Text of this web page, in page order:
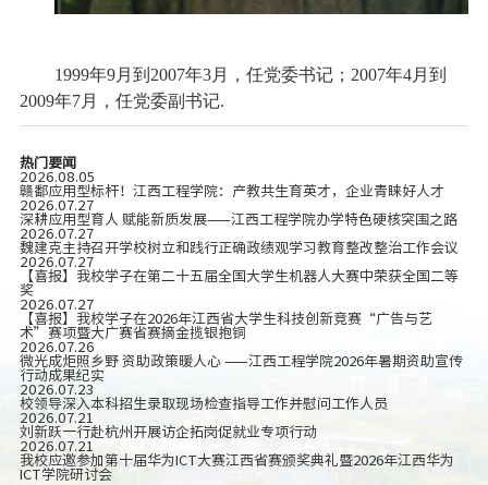
1999年9月到2007年3月，任党委书记；2007年4月到
2009年7月，任党委副书记.
热门要闻
2026.08.05
赣鄱应用型标杆！江西工程学院：产教共生育英才，企业青睐好人才
2026.07.27
深耕应用型育人 赋能新质发展——江西工程学院办学特色硬核突围之路
2026.07.27
魏建克主持召开学校树立和践行正确政绩观学习教育整改整治工作会议
2026.07.27
【喜报】我校学子在第二十五届全国大学生机器人大赛中荣获全国二等
奖
2026.07.27
【喜报】我校学子在2026年江西省大学生科技创新竞赛“广告与艺
术”赛项暨大广赛省赛摘金揽银抱铜
2026.07.26
微光成炬照乡野 资助政策暖人心 ——江西工程学院2026年暑期资助宣传
行动成果纪实
2026.07.23
校领导深入本科招生录取现场检查指导工作并慰问工作人员
2026.07.21
刘新跃一行赴杭州开展访企拓岗促就业专项行动
2026.07.21
我校应邀参加第十届华为ICT大赛江西省赛颁奖典礼暨2026年江西华为
ICT学院研讨会